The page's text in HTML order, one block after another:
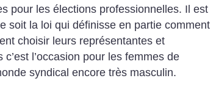
pour les élections professionnelles. Il est
soit la loi qui définisse en partie comment
choisir leurs représentantes et
l’occasion pour les femmes de
syndical encore très ­masculin.